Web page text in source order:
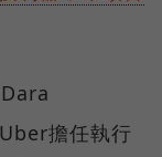
擔任執行